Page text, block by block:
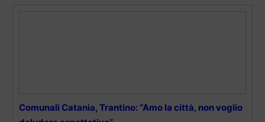
Comunali Catania, Trantino: “Amo la città, non voglio